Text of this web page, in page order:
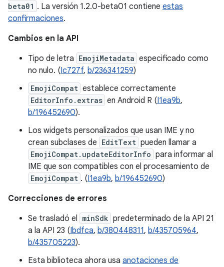
beta01 . La versión 1.2.0-beta01 contiene estas
confirmaciones.
Cambios en la API
Tipo de letra EmojiMetadata especificado como
no nulo. (Ic727f, b/236341259)
EmojiCompat establece correctamente
EditorInfo.extras en Android R (I1ea9b,
b/196452690).
Los widgets personalizados que usan IME y no
crean subclases de EditText pueden llamar a
EmojiCompat.updateEditorInfo para informar al
IME que son compatibles con el procesamiento de
EmojiCompat . (I1ea9b, b/196452690)
Correcciones de errores
Se trasladó el minSdk predeterminado de la API 21
a la API 23 (Ibdfca, b/380448311, b/435705964,
b/435705223).
Esta biblioteca ahora usa anotaciones de